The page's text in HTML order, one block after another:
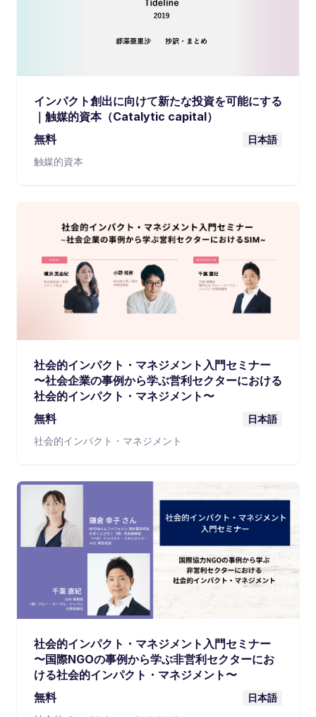
インパクト創出に向けて新たな投資を可能にする
｜触媒的資本（Catalytic capital）
無料
日本語
触媒的資本
社会的インパクト・マネジメント入門セミナー
〜社会企業の事例から学ぶ営利セクターにおける
社会的インパクト・マネジメント〜
無料
日本語
社会的インパクト・マネジメント
社会的インパクト・マネジメント入門セミナー
〜国際NGOの事例から学ぶ非営利セクターにお
ける社会的インパクト・マネジメント〜
無料
日本語